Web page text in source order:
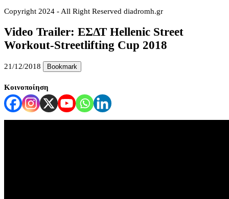
Copyright 2024 - All Right Reserved diadromh.gr
Video Trailer: ΕΣΔΤ Hellenic Street
Workout-Streetlifting Cup 2018
21/12/2018 Bookmark
Κοινοποίηση